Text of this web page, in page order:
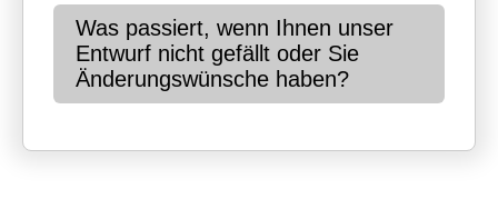
Was passiert, wenn Ihnen unser
Entwurf nicht gefällt oder Sie
Änderungswünsche haben?